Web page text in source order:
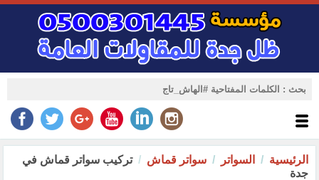
الرئيسية السواتر سواتر قماش
تركيب سواتر قماش في
جدة